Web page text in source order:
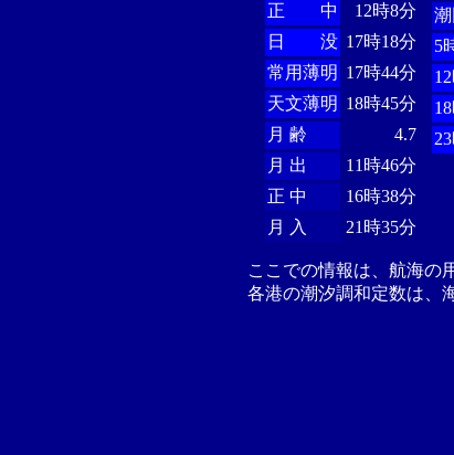
正 中
12時8分
日 没 17時18分
常用薄明 17時44分
天文薄明 18時45分
月 齢
4.7
月 出
11時46分
正 中
16時38分
月 入
21時35分
潮
5
ここでの情報は、航海の
各港の潮汐調和定数は、